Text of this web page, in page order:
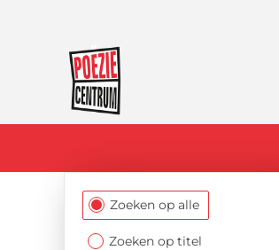
Filtersectie
Zoeken op alle
Zoeken op titel